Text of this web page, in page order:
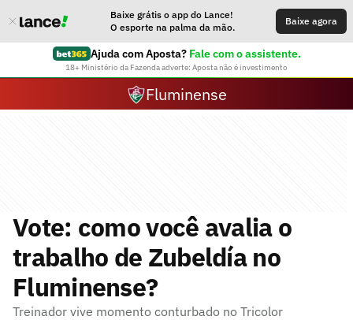
Baixe grátis o app do Lance!
O esporte na palma da mão.
Baixe agora
Ajuda com Aposta? Fale com o assistente.
18+ Ministério da Fazenda adverte: Aposta não é investimento
Fluminense
Vote: como você avalia o
trabalho de Zubeldía no
Fluminense?
Treinador vive momento conturbado no Tricolor